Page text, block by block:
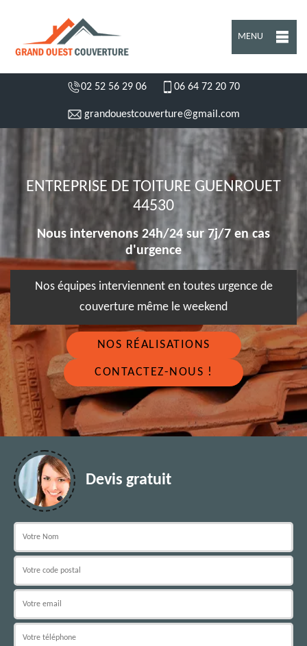
MENU
02 52 56 29 06 06 64 72 20 70
grandouestcouverture@gmail.com
ENTREPRISE DE TOITURE GUENROUET
44530
Nous intervenons 24h/24 sur 7j/7 en cas
d'urgence
Nos équipes interviennent en toutes urgence de
couverture même le weekend
NOS RÉALISATIONS
CONTACTEZ-NOUS !
Devis gratuit